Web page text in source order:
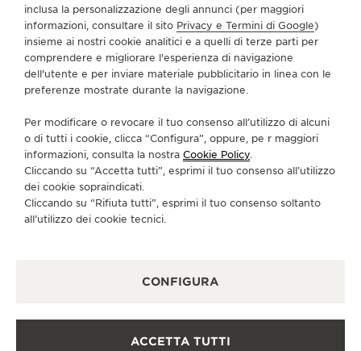
VAI ALLA PAGINA INSTAGRAM DI JAEGER-
VAI ALLA PAGINA LINKEDIN DI JAEGER-
VAI ALLA PAGINA FACEBOOK DI
VAI ALLA PAGINA YOUTUBE
VAI ALLA PAGINA
VAI ALLA PAGINA
ISCRIVERSI ALLA NEWSLETTER
SERVIZI
CONTATTI
INFORMATIVA SUI COOKIE
inclusa la personalizzazione degli annunci (per maggiori
informazioni, consultare il sito Privacy e Termini di Google)
insieme ai nostri cookie analitici e a quelli di terze parti per
comprendere e migliorare l'esperienza di navigazione
dell'utente e per inviare materiale pubblicitario in linea con le
preferenze mostrate durante la navigazione.
Per modificare o revocare il tuo consenso all’utilizzo di alcuni
o di tutti i cookie, clicca “Configura”, oppure, pe r maggiori
informazioni, consulta la nostra Cookie Policy.
Cliccando su “Accetta tutti”, esprimi il tuo consenso all’utilizzo
dei cookie sopraindicati.
Cliccando su “Rifiuta tutti”, esprimi il tuo consenso soltanto
all’utilizzo dei cookie tecnici.
CONFIGURA
ACCETTA TUTTI